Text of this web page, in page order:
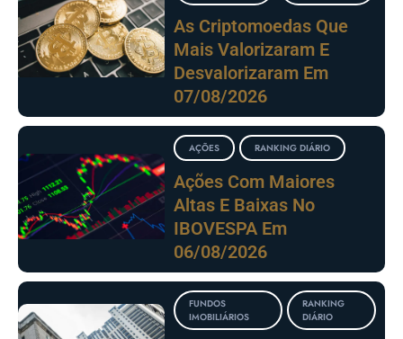
As Criptomoedas Que
Mais Valorizaram E
Desvalorizaram Em
07/08/2026
AÇÕES RANKING DIÁRIO
Ações Com Maiores
Altas E Baixas No
IBOVESPA Em
06/08/2026
FUNDOS
IMOBILIÁRIOS
RANKING
DIÁRIO